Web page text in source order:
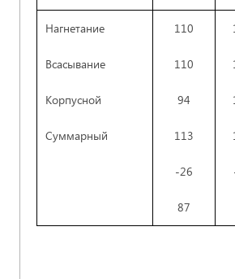
Нагнетание
Всасывание
Корпусной
Суммарный
110
110
94
113
-26
87